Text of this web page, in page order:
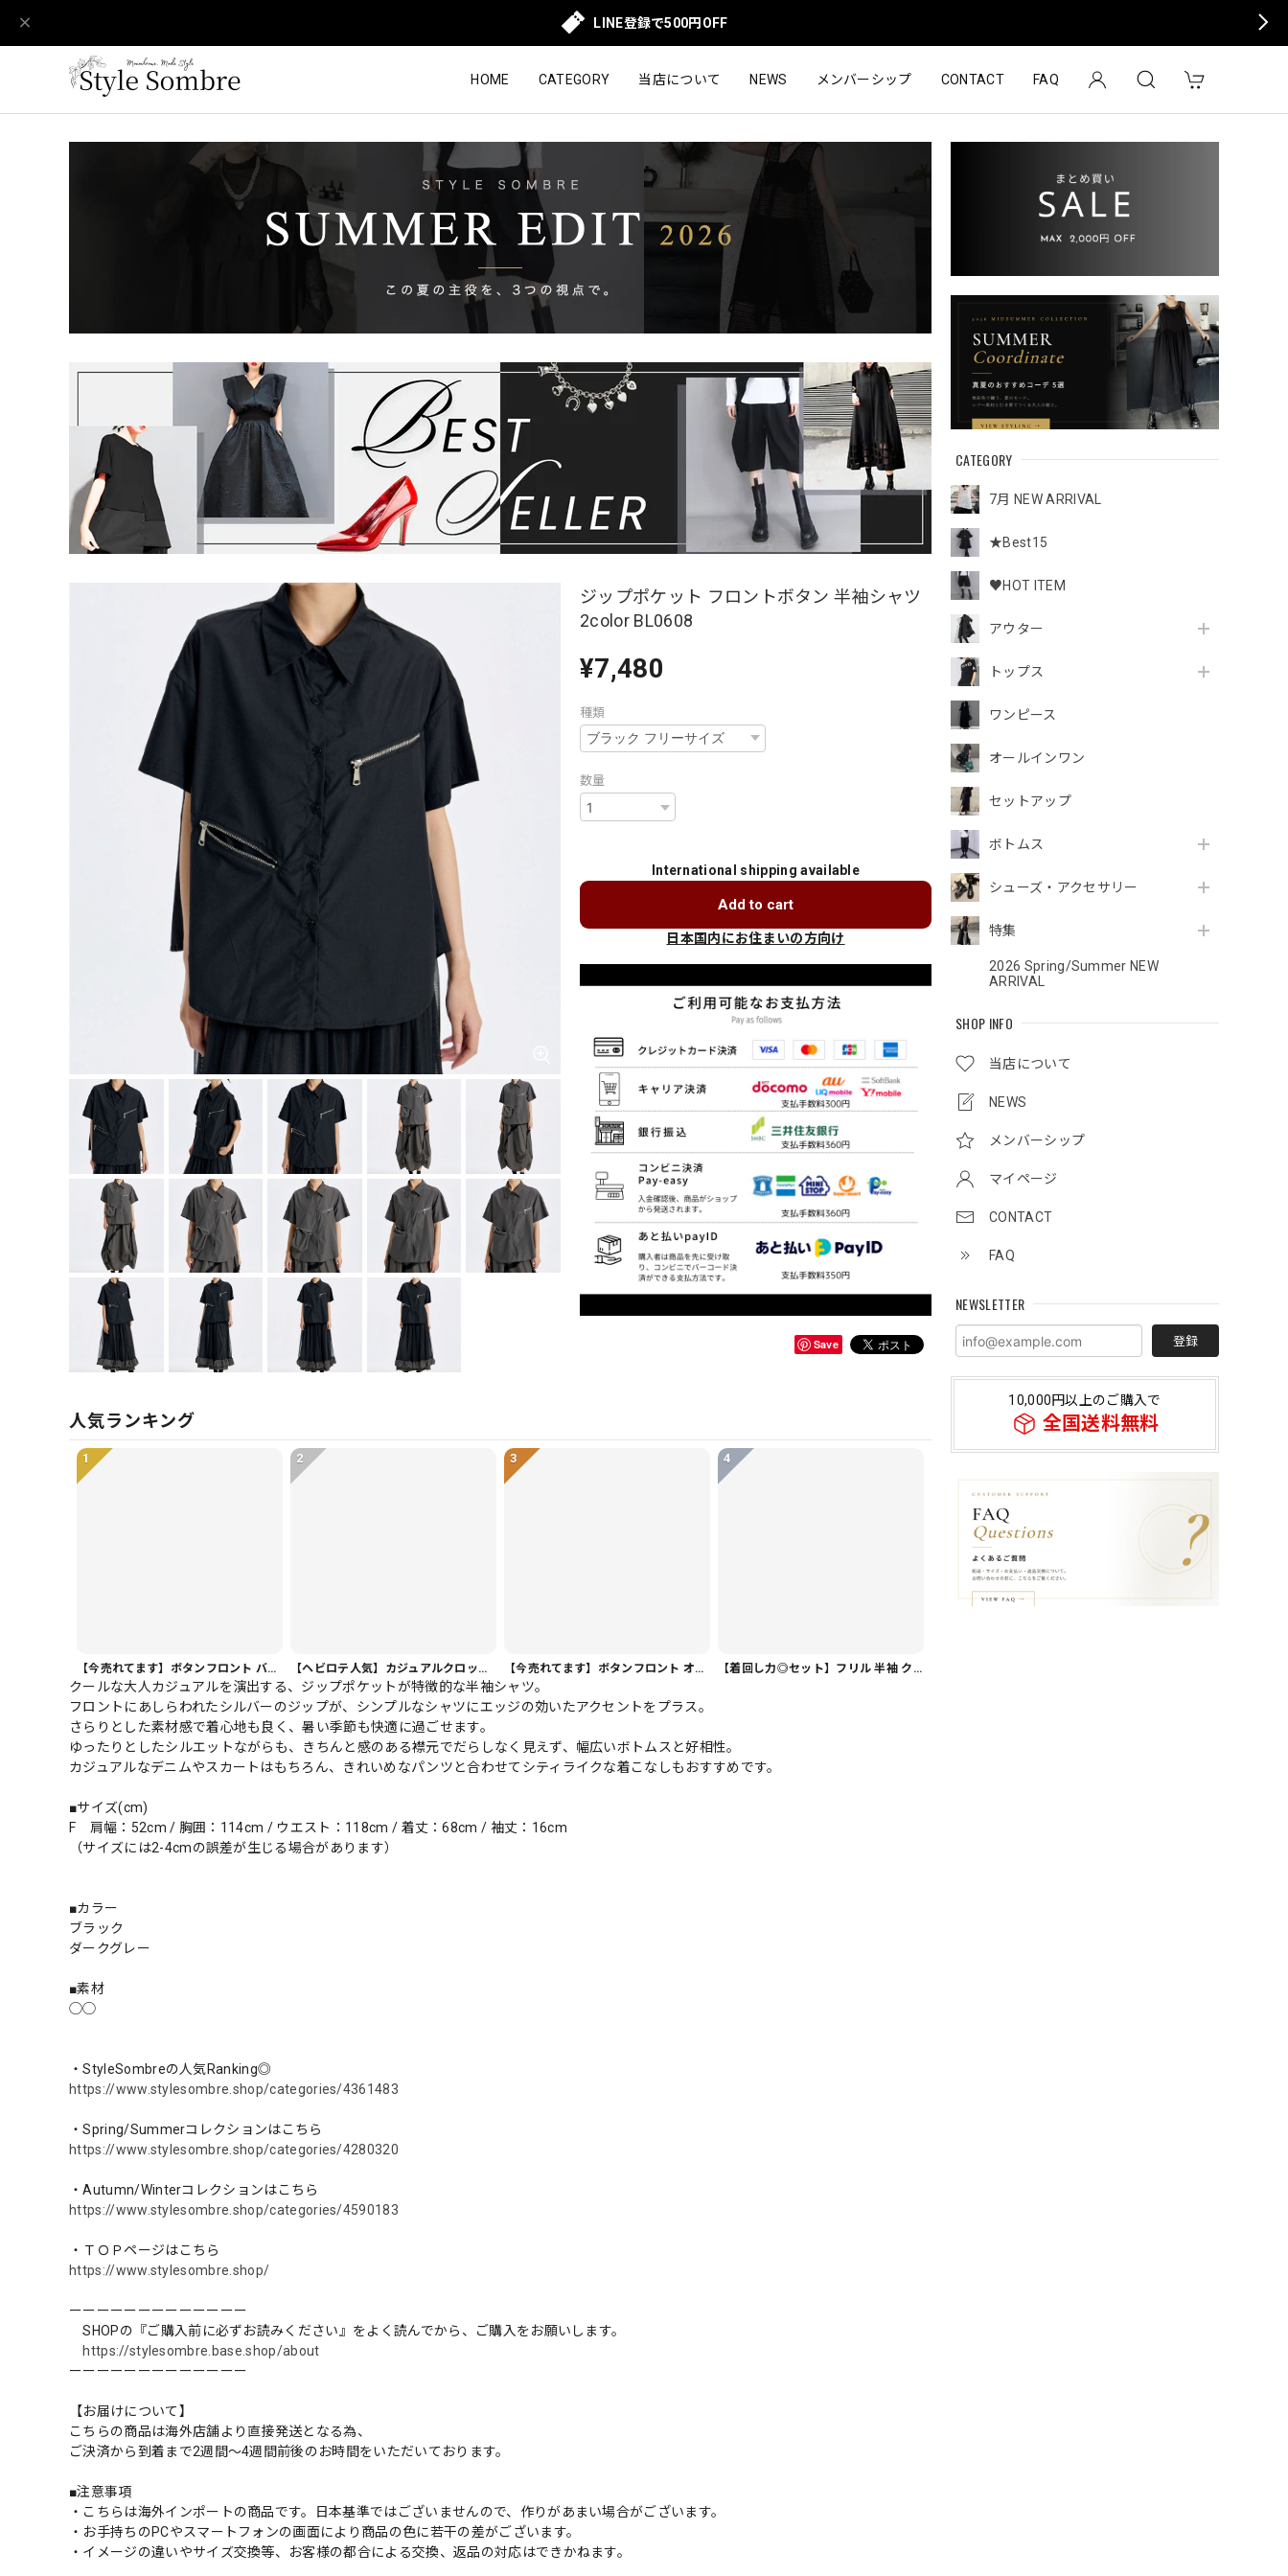
LINE登録で500円OFF
HOME CATEGORY 当店について NEWS メンバーシップ CONTACT FAQ
CATEGORY
7月 NEW ARRIVAL
★Best15
♥HOT ITEM
アウター
トップス
ワンピース
オールインワン
セットアップ
ボトムス
シューズ・アクセサリー
特集
2026 Spring/Summer NEW
ARRIVAL
SHOP INFO
当店について
NEWS
メンバーシップ
マイページ
CONTACT
FAQ
NEWSLETTER
登録
10,000円以上のご購入で
全国送料無料
ジップポケット フロントボタン 半袖シャツ
2color BL0608
¥7,480
種類
数量
International shipping available
Add to cart
日本国内にお住まいの方向け
Save
人気ランキング
1
【今売れてます】ボタンフロント バルーンシルエット ハーフ丈 パンツ 1color PT0407
2
【ヘビロテ人気】カジュアルクロップドパンツ PT0341
3
【今売れてます】ボタンフロント オーバーサイズ 半袖 シャツワンピース 1color ON1035
4
【着回し力◎セット】フリル 半袖 クロップド シャツカラー ブラウス＆ワイドレッグパンツ（上下個別） 1color ST0219
クールな大人カジュアルを演出する、ジップポケットが特徴的な半袖シャツ。
フロントにあしらわれたシルバーのジップが、シンプルなシャツにエッジの効いたアクセントをプラス。
さらりとした素材感で着心地も良く、暑い季節も快適に過ごせます。
ゆったりとしたシルエットながらも、きちんと感のある襟元でだらしなく見えず、幅広いボトムスと好相性。
カジュアルなデニムやスカートはもちろん、きれいめなパンツと合わせてシティライクな着こなしもおすすめです。
■サイズ(cm)
F 肩幅：52cm / 胸囲：114cm / ウエスト：118cm / 着丈：68cm / 袖丈：16cm
（サイズには2-4cmの誤差が生じる場合があります）
■カラー
ブラック
ダークグレー
■素材
◯◯
・StyleSombreの人気Ranking◎
https://www.stylesombre.shop/categories/4361483
・Spring/Summerコレクションはこちら
https://www.stylesombre.shop/categories/4280320
・Autumn/Winterコレクションはこちら
https://www.stylesombre.shop/categories/4590183
・ＴＯＰページはこちら
https://www.stylesombre.shop/
ーーーーーーーーーーーーー
SHOPの『ご購入前に必ずお読みください』をよく読んでから、ご購入をお願いします。
https://stylesombre.base.shop/about
ーーーーーーーーーーーーー
【お届けについて】
こちらの商品は海外店舗より直接発送となる為、
ご決済から到着まで2週間〜4週間前後のお時間をいただいております。
■注意事項
・こちらは海外インポートの商品です。日本基準ではございませんので、作りがあまい場合がございます。
・お手持ちのPCやスマートフォンの画面により商品の色に若干の差がございます。
・イメージの違いやサイズ交換等、お客様の都合による交換、返品の対応はできかねます。